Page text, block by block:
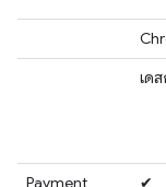
เด
Payment
✔